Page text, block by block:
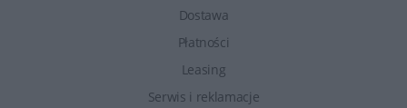
Dostawa
Płatności
Leasing
Serwis i reklamacje